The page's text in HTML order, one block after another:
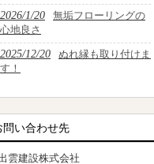
2026/1/20
無垢フローリングの
心地良さ
2025/12/20
ぬれ縁も取り付けま
す！
問い合わせ先
雲建設株式会社